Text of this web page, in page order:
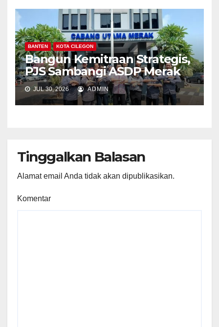
BANTEN KOTA CILEGON
Bangun Kemitraan Strategis,
PJS Sambangi ASDP Merak
JUL 30, 2026 ADMIN
Tinggalkan Balasan
Alamat email Anda tidak akan dipublikasikan.
Komentar